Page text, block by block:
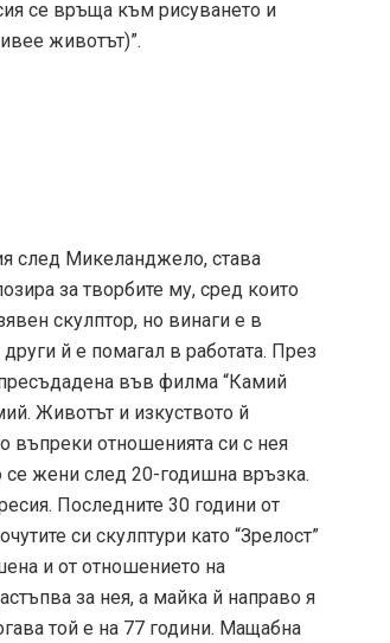
се връща към рисуването и
животът)”.
след Микеланджело, става
за творбите му, сред които
скулптор, но винаги е в
й е помагал в работата. През
пресъдадена във филма “Камий
Животът и изкуството й
въпреки отношенията си с нея
се жени след 20-годишна връзка.
Последните 30 години от
си скулптури като “Зрелост”
и от отношението на
за нея, а майка й направо я
той е на 77 години. Мащабна